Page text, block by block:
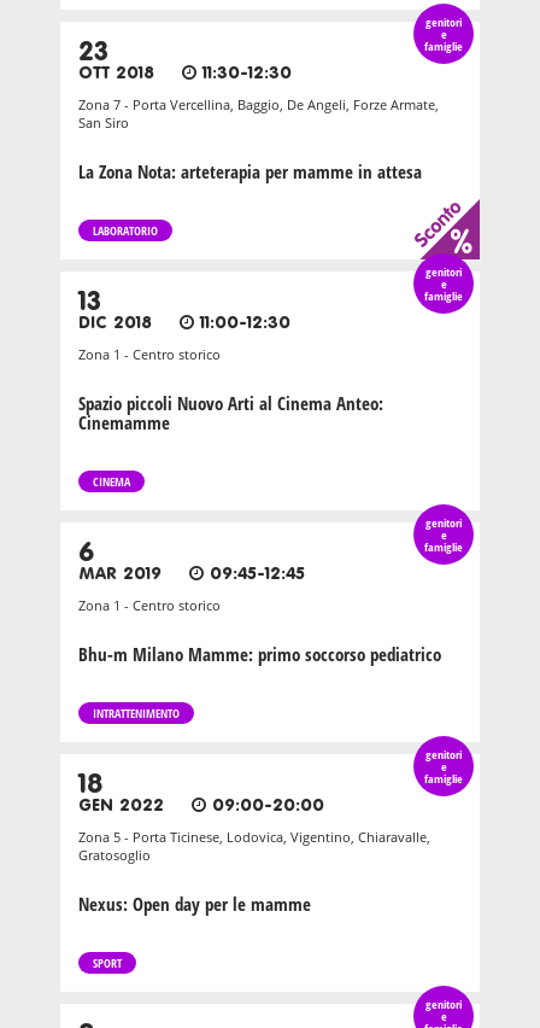
genitori
e
famiglie
23
OTT 2018 11:30-12:30
Zona 7 - Porta Vercellina, Baggio, De Angeli, Forze Armate,
San Siro
La Zona Nota: arteterapia per mamme in attesa
LABORATORIO
genitori
e
famiglie
13
DIC 2018 11:00-12:30
Zona 1 - Centro storico
Spazio piccoli Nuovo Arti al Cinema Anteo:
Cinemamme
CINEMA
genitori
e
famiglie
6
MAR 2019 09:45-12:45
Zona 1 - Centro storico
Bhu-m Milano Mamme: primo soccorso pediatrico
INTRATTENIMENTO
genitori
e
famiglie
18
GEN 2022 09:00-20:00
Zona 5 - Porta Ticinese, Lodovica, Vigentino, Chiaravalle,
Gratosoglio
Nexus: Open day per le mamme
SPORT
genitori
e